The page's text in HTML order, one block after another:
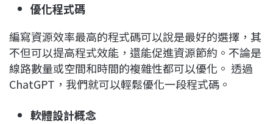
優化程式碼
編寫資源效率最高的程式碼可以說是最好的選擇，其
不但可以提高程式效能，還能促進資源節約。不論是
線路數量或空間和時間的複雜性都可以優化。 透過
ChatGPT，我們就可以輕鬆優化一段程式碼。
軟體設計概念